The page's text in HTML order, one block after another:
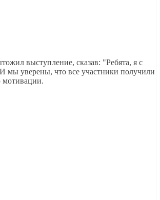
выступление, сказав: "Ребята, я с
мы уверены, что все участники получили